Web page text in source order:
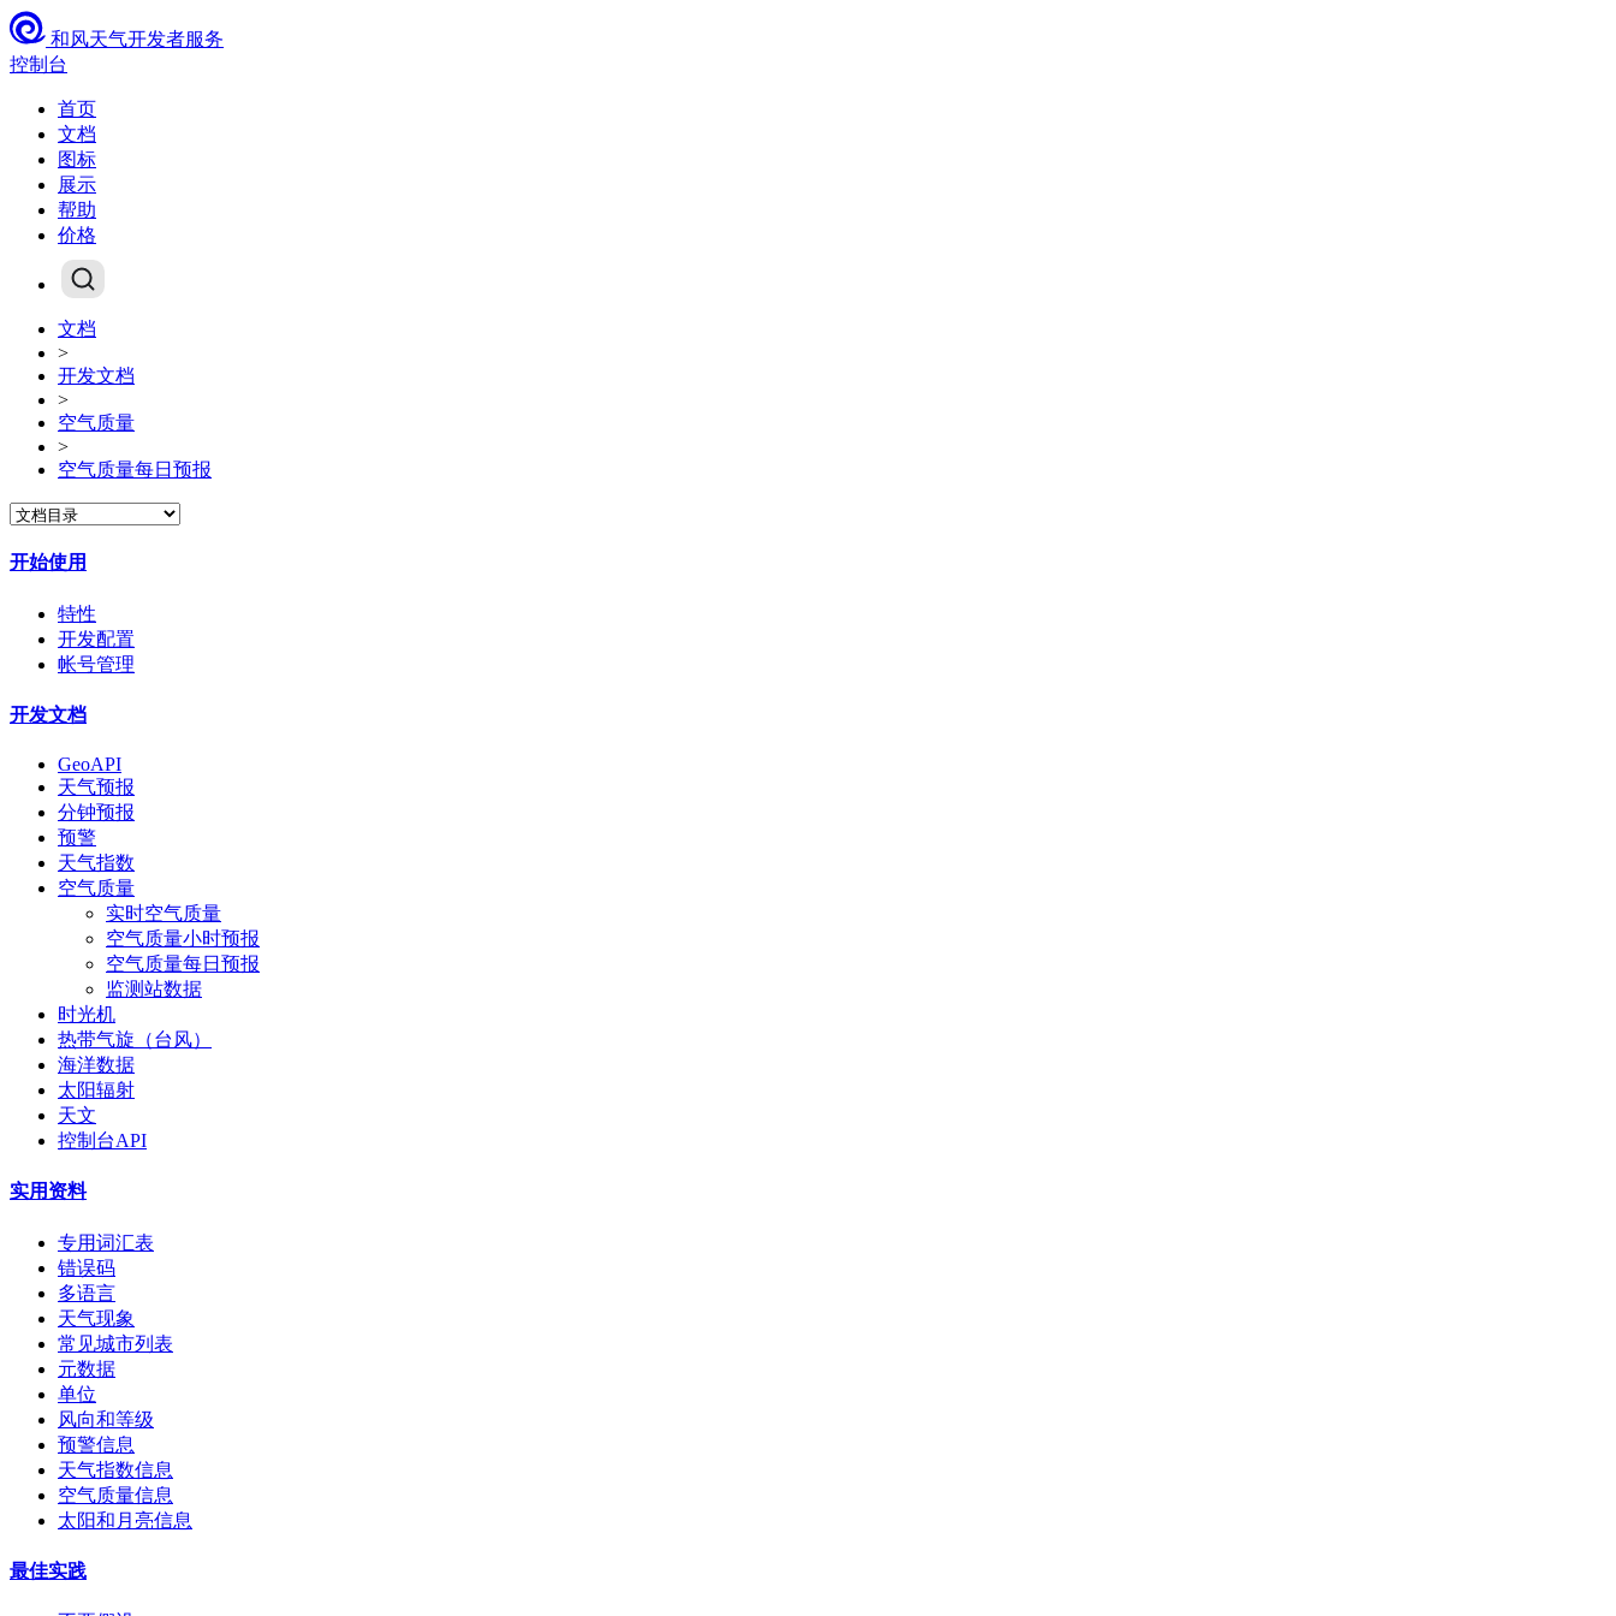
和风天气开发者服务
控制台
首页
文档
图标
展示
帮助
价格
文档
>
开发文档
>
空气质量
>
空气质量每日预报
开始使用
特性
开发配置
帐号管理
开发文档
GeoAPI
天气预报
分钟预报
预警
天气指数
空气质量
实时空气质量
空气质量小时预报
空气质量每日预报
监测站数据
时光机
热带气旋（台风）
海洋数据
太阳辐射
天文
控制台API
实用资料
专用词汇表
错误码
多语言
天气现象
常见城市列表
元数据
单位
风向和等级
预警信息
天气指数信息
空气质量信息
太阳和月亮信息
最佳实践